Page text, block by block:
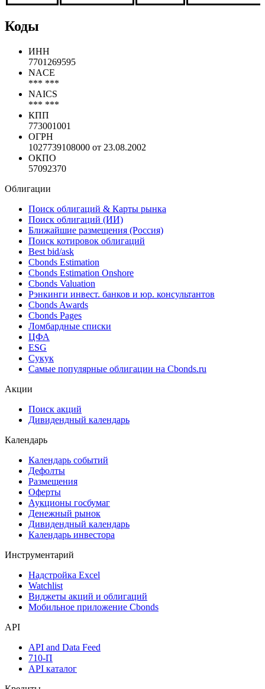
Коды
ИНН
7701269595
NACE
*** ***
NAICS
*** ***
КПП
773001001
ОГРН
1027739108000 от 23.08.2002
ОКПО
57092370
Облигации
Поиск облигаций & Карты рынка
Поиск облигаций (ИИ)
Ближайшие размещения (Россия)
Поиск котировок облигаций
Best bid/ask
Cbonds Estimation
Cbonds Estimation Onshore
Cbonds Valuation
Рэнкинги инвест. банков и юр. консультантов
Cbonds Awards
Cbonds Pages
Ломбардные списки
ЦФА
ESG
Сукук
Самые популярные облигации на Cbonds.ru
Акции
Поиск акций
Дивидендный календарь
Календарь
Календарь событий
Дефолты
Размещения
Оферты
Аукционы госбумаг
Денежный рынок
Дивидендный календарь
Календарь инвестора
Инструментарий
Надстройка Excel
Watchlist
Виджеты акций и облигаций
Мобильное приложение Cbonds
API
API and Data Feed
710-П
API каталог